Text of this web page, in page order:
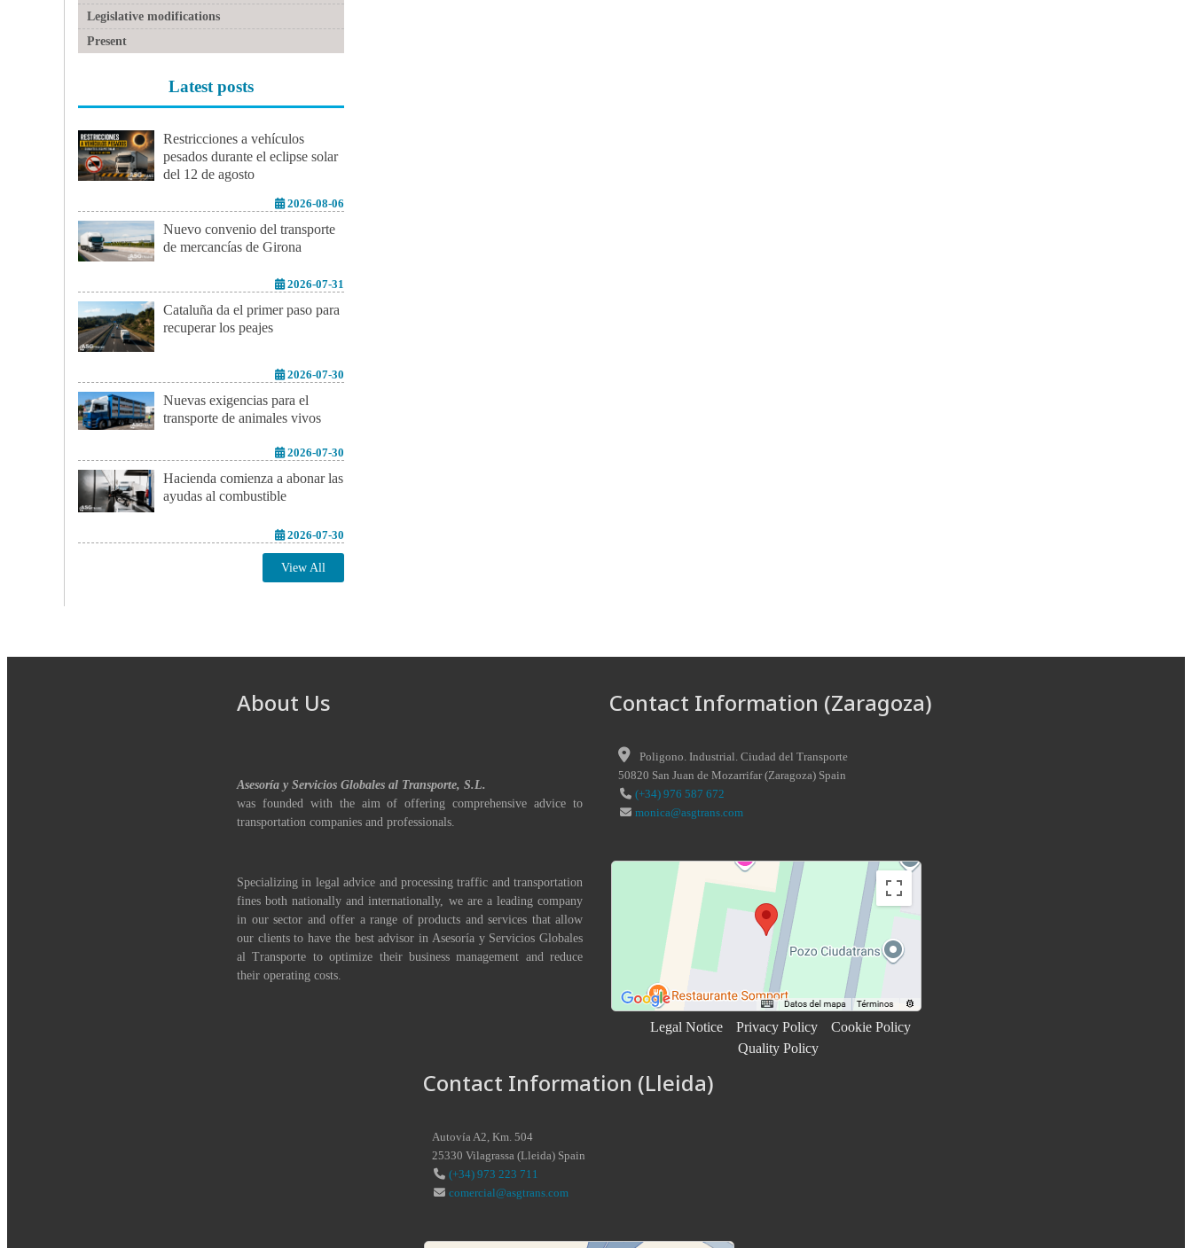
Legislative modifications
Present
Latest posts
Restricciones a vehículos
pesados durante el eclipse solar
del 12 de agosto
2026-08-06
Nuevo convenio del transporte
de mercancías de Girona
2026-07-31
Cataluña da el primer paso para
recuperar los peajes
2026-07-30
Nuevas exigencias para el
transporte de animales vivos
2026-07-30
Hacienda comienza a abonar las
ayudas al combustible
2026-07-30
View All
About Us
Asesoría y Servicios Globales al Transporte, S.L.
was founded with the aim of offering comprehensive advice to
transportation companies and professionals.
Specializing in legal advice and processing traffic and transportation
fines both nationally and internationally, we are a leading company
in our sector and offer a range of products and services that allow
our clients to have the best advisor in Asesoría y Servicios Globales
al Transporte to optimize their business management and reduce
their operating costs.
Contact Information (Zaragoza)
Poligono. Industrial. Ciudad del Transporte
50820 San Juan de Mozarrifar(Zaragoza) Spain
(+34) 976 587 672
monica@asgtrans.com
Legal Notice Privacy Policy
Cookie Policy
Quality Policy
Contact Information (Lleida)
Autovía A2, Km. 504
25330 Vilagrassa (Lleida) Spain
(+34) 973 223 711
comercial@asgtrans.com